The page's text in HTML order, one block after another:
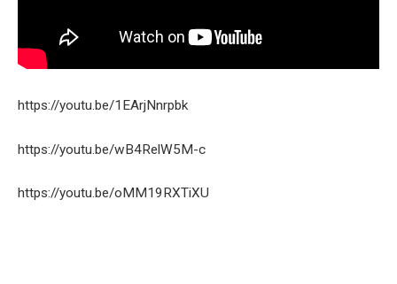
https://youtu.be/1EArjNnrpbk
https://youtu.be/wB4RelW5M-c
https://youtu.be/oMM19RXTiXU